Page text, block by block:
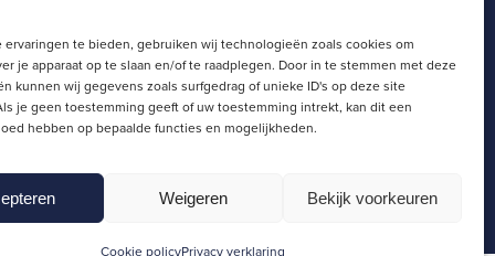
ervaringen te bieden, gebruiken wij technologieën zoals cookies om
je apparaat op te slaan en/of te raadplegen. Door in te stemmen met deze
kunnen wij gegevens zoals surfgedrag of unieke ID's op deze site
je geen toestemming geeft of uw toestemming intrekt, kan dit een
hebben op bepaalde functies en mogelijkheden.
Weigeren Bekijk voorkeuren
Cookie policyPrivacy verklaring
SJL Portaal
Schoolgids